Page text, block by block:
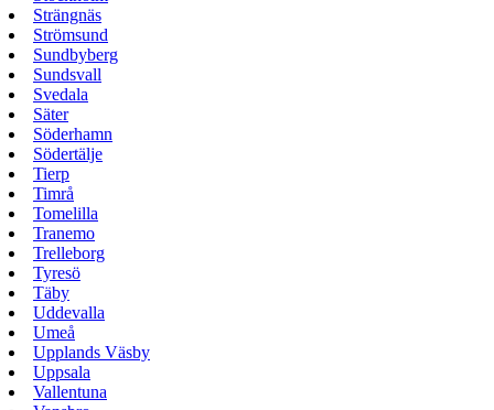
Strängnäs
Strömsund
Sundbyberg
Sundsvall
Svedala
Säter
Söderhamn
Södertälje
Tierp
Timrå
Tomelilla
Tranemo
Trelleborg
Tyresö
Täby
Uddevalla
Umeå
Upplands Väsby
Uppsala
Vallentuna